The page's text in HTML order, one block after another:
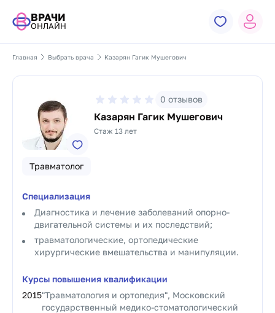
ВРАЧИ
ОНЛАЙН
Главная Выбрать врача Казарян Гагик Мушегович
0 отзывов
Казарян Гагик Мушегович
Стаж 13 лет
Травматолог
Специализация
Диагностика и лечение заболеваний опорно-
двигательной системы и их последствий;
травматологические, ортопедические
хирургические вмешательства и манипуляции.
Курсы повышения квалификации
2015"Травматология и ортопедия", Московский
государственный медико-стоматологический